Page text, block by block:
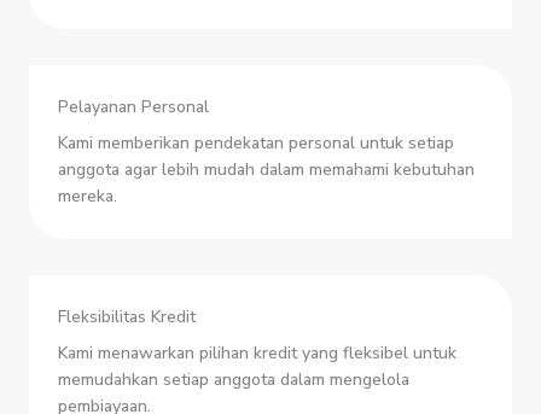
Pelayanan Personal
Kami memberikan pendekatan personal untuk setiap
anggota agar lebih mudah dalam memahami kebutuhan
mereka.
Fleksibilitas Kredit
Kami menawarkan pilihan kredit yang fleksibel untuk
memudahkan setiap anggota dalam mengelola
pembiayaan.